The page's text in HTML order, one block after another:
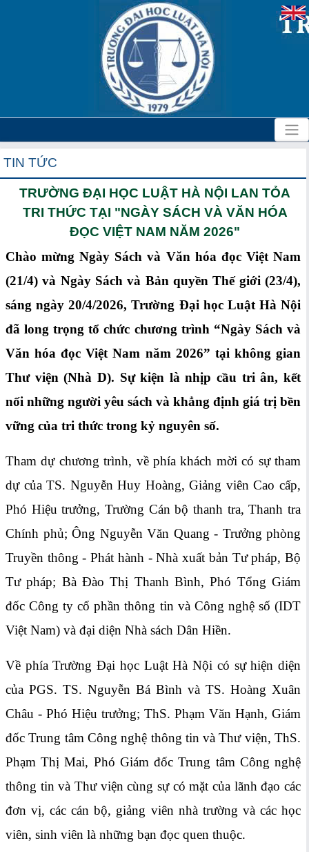
TIN TỨC
TRƯỜNG ĐẠI HỌC LUẬT HÀ NỘI LAN TỎA
TRI THỨC TẠI "NGÀY SÁCH VÀ VĂN HÓA
ĐỌC VIỆT NAM NĂM 2026"
Chào mừng Ngày Sách và Văn hóa đọc Việt Nam
(21/4) và Ngày Sách và Bản quyền Thế giới (23/4),
sáng ngày 20/4/2026, Trường Đại học Luật Hà Nội
đã long trọng tổ chức chương trình “Ngày Sách và
Văn hóa đọc Việt Nam năm 2026” tại không gian
Thư viện (Nhà D). Sự kiện là nhịp cầu tri ân, kết
nối những người yêu sách và khẳng định giá trị bền
vững của tri thức trong kỷ nguyên số.
Tham dự chương trình, về phía khách mời có sự tham
dự của TS. Nguyễn Huy Hoàng, Giảng viên Cao cấp,
Phó Hiệu trưởng, Trường Cán bộ thanh tra, Thanh tra
Chính phủ; Ông Nguyễn Văn Quang - Trưởng phòng
Truyền thông - Phát hành - Nhà xuất bản Tư pháp, Bộ
Tư pháp; Bà Đào Thị Thanh Bình, Phó Tổng Giám
đốc Công ty cổ phần thông tin và Công nghệ số (IDT
Việt Nam) và đại diện Nhà sách Dân Hiền.
Về phía Trường Đại học Luật Hà Nội có sự hiện diện
của PGS. TS. Nguyễn Bá Bình và TS. Hoàng Xuân
Châu - Phó Hiệu trưởng; ThS. Phạm Văn Hạnh, Giám
đốc Trung tâm Công nghệ thông tin và Thư viện, ThS.
Phạm Thị Mai, Phó Giám đốc Trung tâm Công nghệ
thông tin và Thư viện cùng sự có mặt của lãnh đạo các
đơn vị, các cán bộ, giảng viên nhà trường và các học
viên, sinh viên là những bạn đọc quen thuộc.